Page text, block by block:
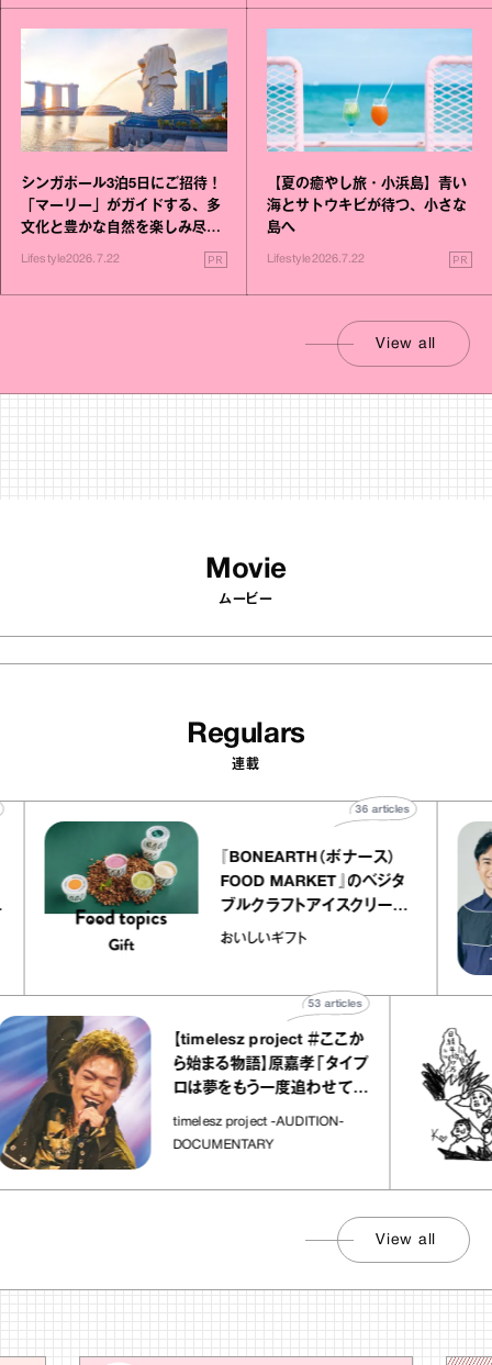
シンガポール3泊5日にご招待！
「マーリー」がガイドする、多
文化と豊かな自然を楽しみ尽く
Lifestyle2026.7.22 PR
【夏の癒やし旅・小浜島】青い
海とサトウキビが待つ、小さな
島へ
Lifestyle2026.7.22 PR
View all
Movie
ムービー
Regulars
連載
ャ
『BONEARTH（ボナース）
FOOD MARKET』のベジタ
ブルクラフトアイスクリーム
｜真野知子の「おいしいギフ
おいしいギフト
36articles
【timelesz project ＃ここか
ら始まる物語】原嘉孝「タイプ
ロは夢をもう一度追わせてく
れた場所」
timelesz project -AUDITION-
DOCUMENTARY
articles
View all